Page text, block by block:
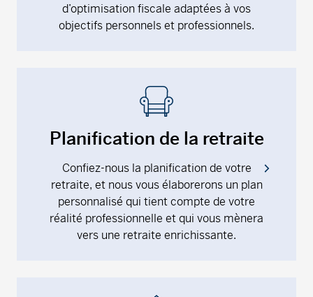
d’optimisation fiscale adaptées à vos
objectifs personnels et professionnels.
Planification de la retraite
Confiez-nous la planification de votre
retraite, et nous vous élaborerons un plan
personnalisé qui tient compte de votre
réalité professionnelle et qui vous mènera
vers une retraite enrichissante.